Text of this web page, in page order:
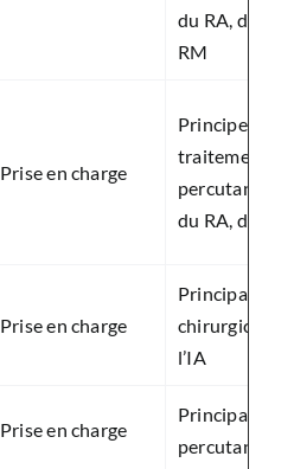
du RA, de
RM
Prise en charge
Principe des
traitements
percutanés
du RA, du RM
Prise en charge
Principales
chirurgical de
l’IA
Prise en charge
Principales
percutané du